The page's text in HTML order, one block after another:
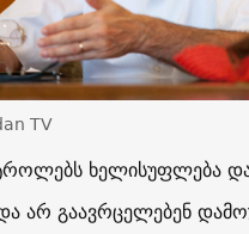
TV
ხელისუფლება
არ გაავრცელებენ